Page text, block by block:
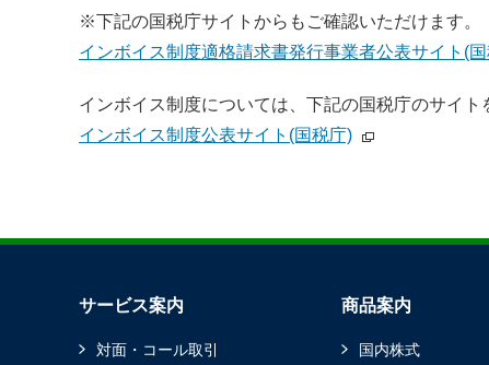
※下記の国税庁サイトからもご確認いただけます。
インボイス制度適格請求書発行事業者公表サイト(
インボイス制度については、下記の国税庁のサイト
インボイス制度公表サイト(国税庁)
サービス案内
対面・コール取引
商品案内
国内株式